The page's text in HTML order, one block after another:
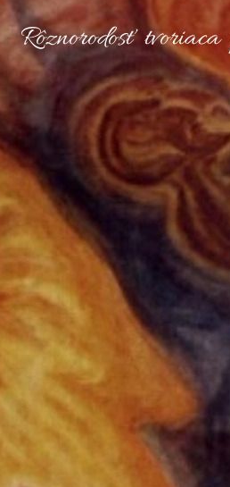
Rôznorodosť tvoriaca